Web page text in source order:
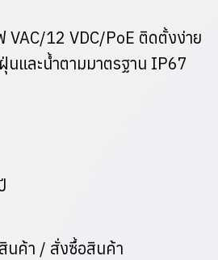
VAC/12 VDC/PoE ติดตั้งง่าย
นและน้ำตามมาตรฐาน IP67
นค้า / สั่งซื้อสินค้า